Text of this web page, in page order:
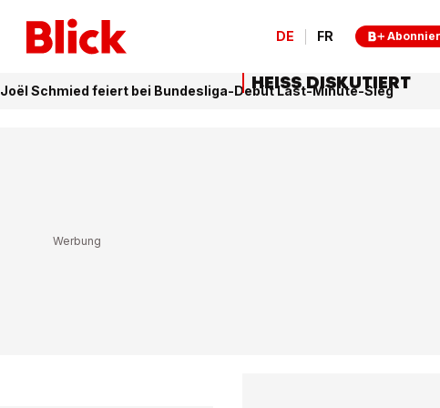
DE FR
Joël Schmied feiert bei Bundesliga-Debüt Last-Minute-Sieg
HEISS DISKUTIERT